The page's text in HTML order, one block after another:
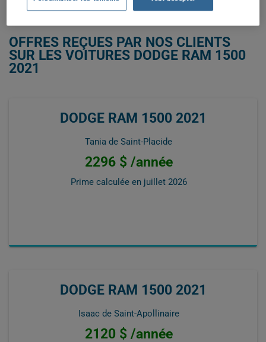
OFFRES REÇUES PAR NOS CLIENTS
SUR LES VOITURES DODGE RAM 1500
2021
DODGE RAM 1500 2021
Tania de Saint-Placide
2296 $ /année
Prime calculée en juillet 2026
DODGE RAM 1500 2021
Isaac de Saint-Apollinaire
2120 $ /année